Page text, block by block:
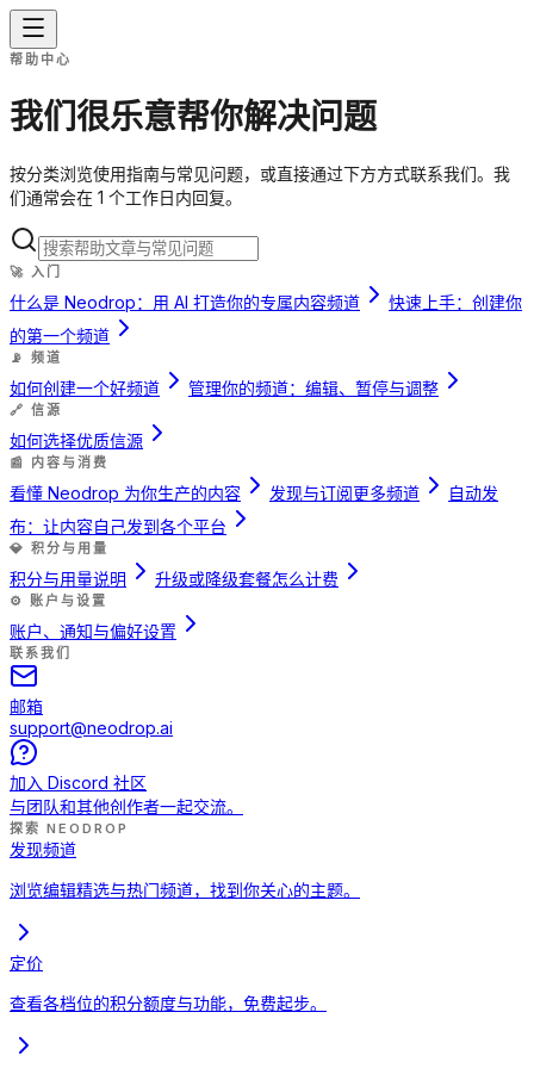
帮助中心
我们很乐意帮你解决问题
按分类浏览使用指南与常见问题，或直接通过下方方式联系我们。我
们通常会在 1 个工作日内回复。
🚀 入门
什么是 Neodrop：用 AI 打造你的专属内容频道
快速上手：创建你
的第一个频道
📡 频道
如何创建一个好频道 管理你的频道：编辑、暂停与调整
🔗 信源
如何选择优质信源
📰 内容与消费
看懂 Neodrop 为你生产的内容 发现与订阅更多频道
自动发
布：让内容自己发到各个平台
💎 积分与用量
积分与用量说明 升级或降级套餐怎么计费
⚙️ 账户与设置
账户、通知与偏好设置
联系我们
邮箱
support@neodrop.ai
加入 Discord 社区
与团队和其他创作者一起交流。
探索 NEODROP
发现频道
浏览编辑精选与热门频道，找到你关心的主题。
定价
查看各档位的积分额度与功能，免费起步。